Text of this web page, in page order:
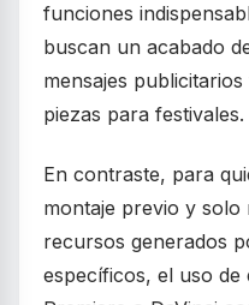
funciones
buscan un acabado
mensajes
piezas para festivales.
En contraste, para
montaje previo y solo
recursos generados
específicos, el uso de